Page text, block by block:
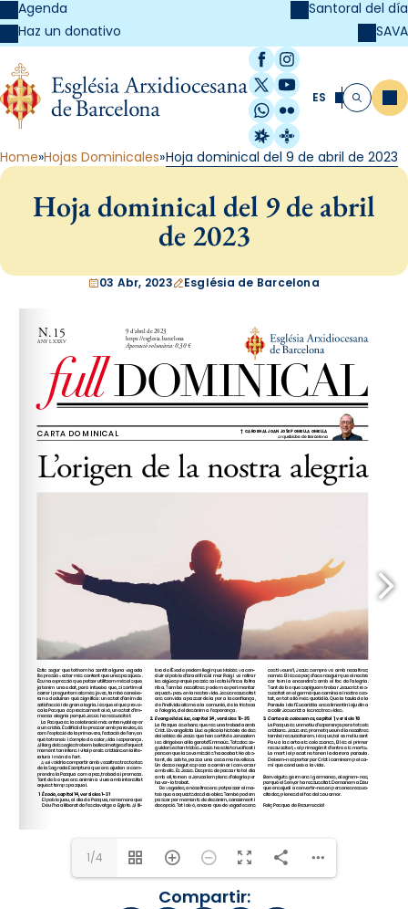
Agenda
Haz un donativo
Santoral del día
SAVA
Facebook
Instagram
X / Twitter
YouTube
WhatsApp
Flickr
Radio Estel
Catalunya
ES Buscar
Home Hojas Dominicales Hoja dominical del 9 de abril de 2023
Hoja dominical del 9 de abril
de 2023
03 Abr, 2023 Església de Barcelona
1/4
Compartir: